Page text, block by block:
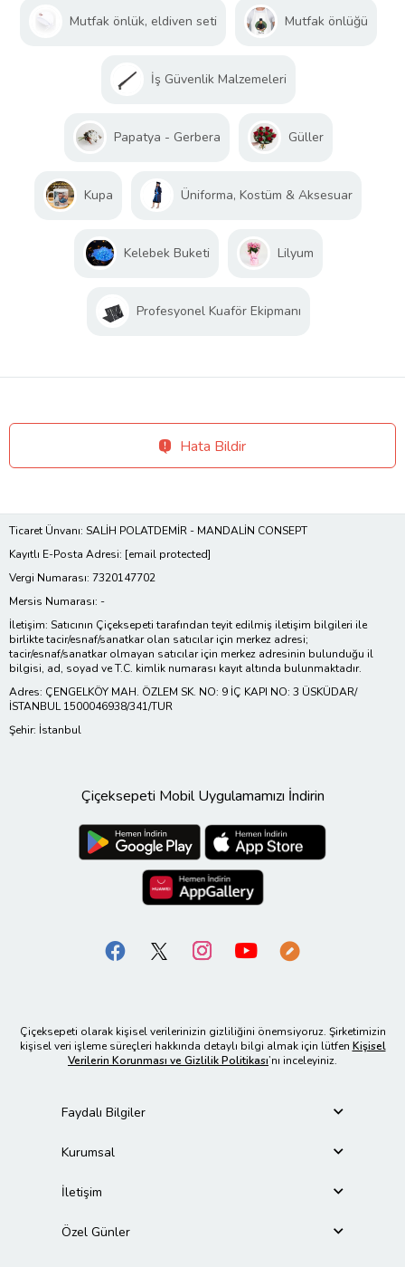
Mutfak önlük, eldiven seti Mutfak önlüğü
İş Güvenlik Malzemeleri
Papatya - Gerbera Güller
Kupa Üniforma, Kostüm & Aksesuar
Kelebek Buketi Lilyum
Profesyonel Kuaför Ekipmanı
Hata Bildir
Ticaret Ünvanı: SALİH POLATDEMİR - MANDALİN CONSEPT
Kayıtlı E-Posta Adresi: [email protected]
Vergi Numarası: 7320147702
Mersis Numarası: -
İletişim: Satıcının Çiçeksepeti tarafından teyit edilmiş iletişim bilgileri ile
birlikte tacir/esnaf/sanatkar olan satıcılar için merkez adresi;
tacir/esnaf/sanatkar olmayan satıcılar için merkez adresinin bulunduğu il
bilgisi, ad, soyad ve T.C. kimlik numarası kayıt altında bulunmaktadır.
Adres: ÇENGELKÖY MAH. ÖZLEM SK. NO: 9 İÇ KAPI NO: 3 ÜSKÜDAR/
İSTANBUL 1500046938/341/TUR
Şehir: İstanbul
Çiçeksepeti Mobil Uygulamamızı İndirin
Çiçeksepeti olarak kişisel verilerinizin gizliliğini önemsiyoruz. Şirketimizin
kişisel veri işleme süreçleri hakkında detaylı bilgi almak için lütfen Kişisel
Verilerin Korunması ve Gizlilik Politikası’nı inceleyiniz.
Faydalı Bilgiler
Kurumsal
İletişim
Özel Günler